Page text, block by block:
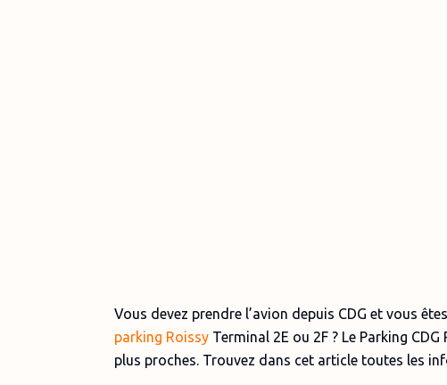
Vous devez prendre l’avion depuis CDG et vous
parking Roissy Terminal 2E ou 2F ? Le Parking
plus proches. Trouvez dans cet article toutes les